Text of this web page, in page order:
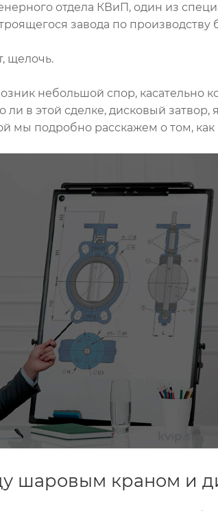
отдела КВиП, один из
завода по производству
щелочь.
небольшой спор,
ли в этой сделке, дисковый
мы подробно расскажем о том,
шаровым краном и